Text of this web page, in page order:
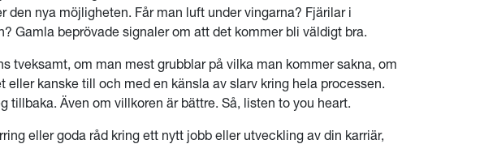
den nya möjligheten. Får man luft under vingarna? Fjärilar i
Gamla beprövade signaler om att det kommer bli väldigt bra.
tveksamt, om man mest grubblar på vilka man kommer sakna, om
eller kanske till och med en känsla av slarv kring hela processen.
tillbaka. Även om villkoren är bättre. Så, listen to you heart.
eller goda råd kring ett nytt jobb eller utveckling av din karriär,